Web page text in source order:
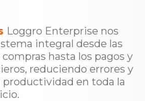
Loggro Enterprise nos
integral desde las
hasta los pagos y
reduciendo errores y
en toda la